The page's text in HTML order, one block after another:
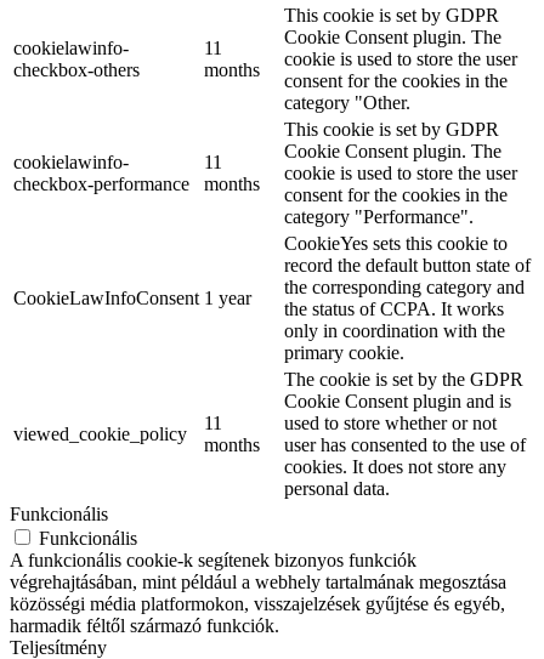
cookielawinfo-
checkbox-others
11
months
This cookie is set by GDPR
Cookie Consent plugin. The
cookie is used to store the user
consent for the cookies in the
category "Other.
cookielawinfo-
checkbox-performance
11
months
This cookie is set by GDPR
Cookie Consent plugin. The
cookie is used to store the user
consent for the cookies in the
category "Performance".
CookieLawInfoConsent 1 year
CookieYes sets this cookie to
record the default button state of
the corresponding category and
the status of CCPA. It works
only in coordination with the
primary cookie.
viewed_cookie_policy
11
months
The cookie is set by the GDPR
Cookie Consent plugin and is
used to store whether or not
user has consented to the use of
cookies. It does not store any
personal data.
Funkcionális
Funkcionális
A funkcionális cookie-k segítenek bizonyos funkciók
végrehajtásában, mint például a webhely tartalmának megosztása
közösségi média platformokon, visszajelzések gyűjtése és egyéb,
harmadik féltől származó funkciók.
Teljesítmény